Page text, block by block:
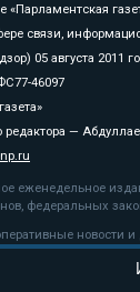
связи,
05 августа 2011
46097
—
еженедельное
федеральных
новости
на pnp.ru